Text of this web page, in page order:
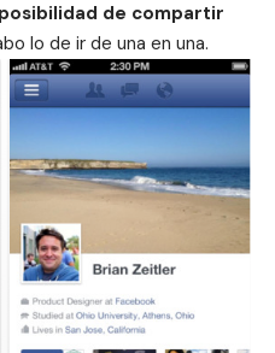
de compartir
lo de ir de una en una.